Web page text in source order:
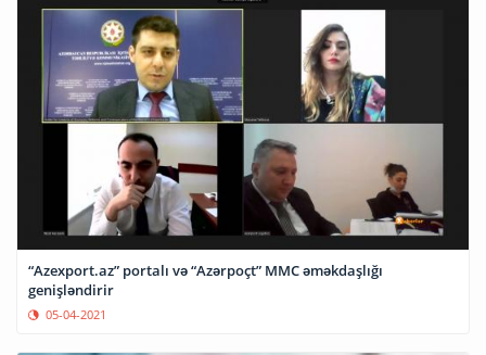
“Azexport.az” portalı və “Azərpoçt” MMC əməkdaşlığı
genişləndirir
05-04-2021